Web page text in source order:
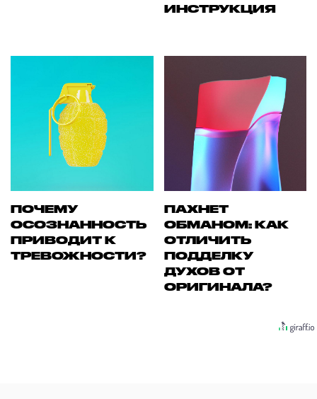
ИНСТРУКЦИЯ
ПОЧЕМУ
ОСОЗНАННОСТЬ
ПРИВОДИТ К
ТРЕВОЖНОСТИ?
ПАХНЕТ
ОБМАНОМ: КАК
ОТЛИЧИТЬ
ПОДДЕЛКУ
ДУХОВ ОТ
ОРИГИНАЛА?